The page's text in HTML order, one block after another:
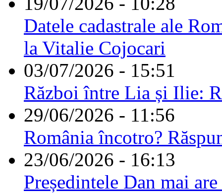
Datele cadastrale ale
la Vitalie Cojocari
03/07/2026 - 15:51
Război între Lia și Ilie:
29/06/2026 - 11:56
România încotro?
23/06/2026 - 16:13
Președintele Dan mai